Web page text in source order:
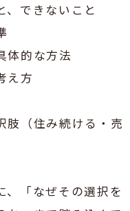
、できないこと
体的な方法
え方
肢（住み続ける・売
、「なぜその選択を